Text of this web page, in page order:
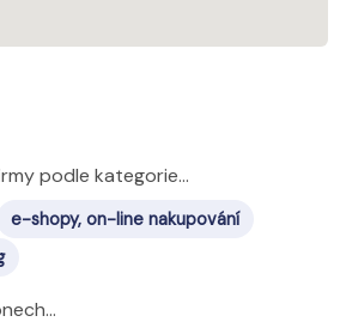
podle kategorie...
e-shopy, on-line nakupování